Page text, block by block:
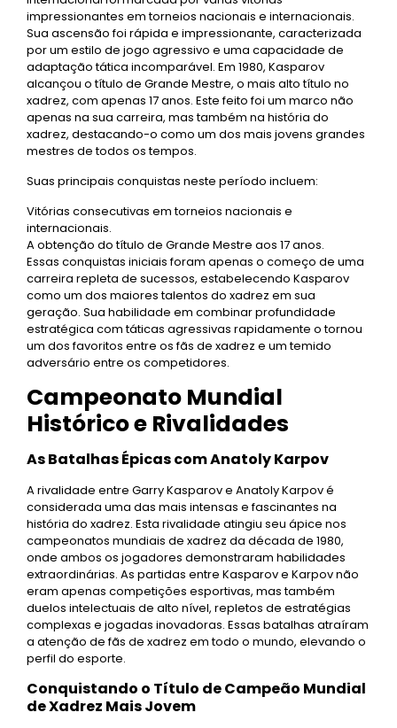
impressionantes em torneios nacionais e internacionais.
Sua ascensão foi rápida e impressionante, caracterizada
por um estilo de jogo agressivo e uma capacidade de
adaptação tática incomparável. Em 1980, Kasparov
alcançou o título de Grande Mestre, o mais alto título no
xadrez, com apenas 17 anos. Este feito foi um marco não
apenas na sua carreira, mas também na história do
xadrez, destacando-o como um dos mais jovens grandes
mestres de todos os tempos.
Suas principais conquistas neste período incluem:
Vitórias consecutivas em torneios nacionais e
internacionais.
A obtenção do título de Grande Mestre aos 17 anos.
Essas conquistas iniciais foram apenas o começo de uma
carreira repleta de sucessos, estabelecendo Kasparov
como um dos maiores talentos do xadrez em sua
geração. Sua habilidade em combinar profundidade
estratégica com táticas agressivas rapidamente o tornou
um dos favoritos entre os fãs de xadrez e um temido
adversário entre os competidores.
Campeonato Mundial
Histórico e Rivalidades
As Batalhas Épicas com Anatoly Karpov
A rivalidade entre Garry Kasparov e Anatoly Karpov é
considerada uma das mais intensas e fascinantes na
história do xadrez. Esta rivalidade atingiu seu ápice nos
campeonatos mundiais de xadrez da década de 1980,
onde ambos os jogadores demonstraram habilidades
extraordinárias. As partidas entre Kasparov e Karpov não
eram apenas competições esportivas, mas também
duelos intelectuais de alto nível, repletos de estratégias
complexas e jogadas inovadoras. Essas batalhas atraíram
a atenção de fãs de xadrez em todo o mundo, elevando o
perfil do esporte.
Conquistando o Título de Campeão Mundial
de Xadrez Mais Jovem